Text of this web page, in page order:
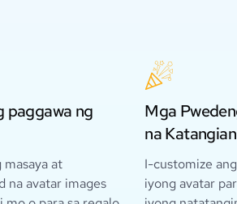
paggawa ng
masaya at
na avatar images
Mga
na
I-customize
iyong avatar